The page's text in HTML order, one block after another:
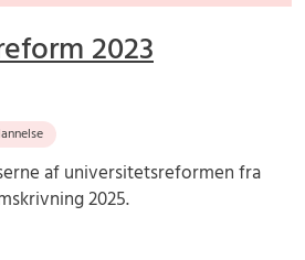
2023
af universitetsreformen fra
2025.